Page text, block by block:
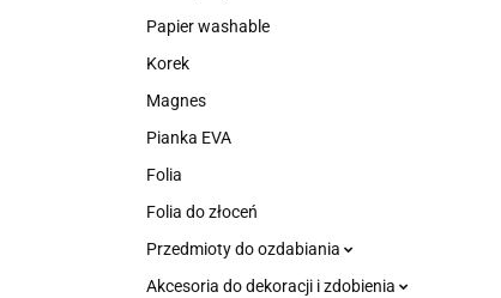
Papier washable
Korek
Magnes
Pianka EVA
Folia
Folia do złoceń
Przedmioty do ozdabiania
Akcesoria do dekoracji i zdobienia